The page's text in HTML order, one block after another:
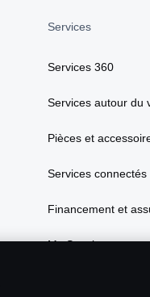
Services
Services 360
Services autour du
Pièces et
Services connectés
Financement et
My Scania